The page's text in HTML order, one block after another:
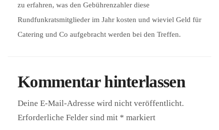
zu erfahren, was den Gebührenzahler diese
Rundfunkratsmitglieder im Jahr kosten und wieviel Geld für
Catering und Co aufgebracht werden bei den Treffen.
Kommentar hinterlassen
Deine E-Mail-Adresse wird nicht veröffentlicht.
Erforderliche Felder sind mit * markiert